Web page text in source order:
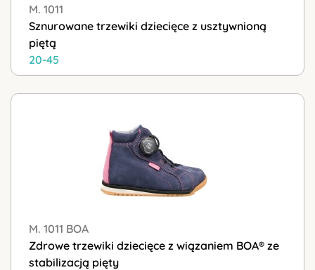
M. 1011
Sznurowane trzewiki dziecięce z usztywnioną
piętą
20-45
M. 1011 BOA
Zdrowe trzewiki dziecięce z wiązaniem BOA® ze
stabilizacją pięty